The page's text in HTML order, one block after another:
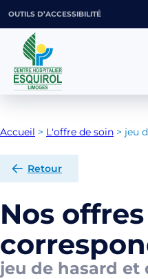
OUTILS D’ACCESSIBILITÉ
Accueil > L'offre de soin > jeu
Retour
Nos
jeu de hasard et